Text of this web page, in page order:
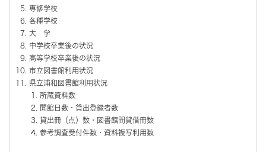
専修学校
各種学校
大 学
中学校卒業後の状況
高等学校卒業後の状況
市立図書館利用状況
県立浦和図書館利用状況
所蔵資料数
開館日数・貸出登録者数
貸出冊（点）数・図書館間貸借冊数
参考調査受付件数・資料複写利用数